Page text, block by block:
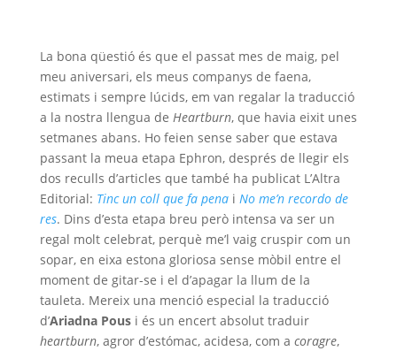
La bona qüestió és que el passat mes de maig, pel
meu aniversari, els meus companys de faena,
estimats i sempre lúcids, em van regalar la traducció
a la nostra llengua de Heartburn, que havia eixit unes
setmanes abans. Ho feien sense saber que estava
passant la meua etapa Ephron, després de llegir els
dos reculls d’articles que també ha publicat L’Altra
Editorial: Tinc un coll que fa penai No me’n recordo de
res. Dins d’esta etapa breu però intensa va ser un
regal molt celebrat, perquè me’l vaig cruspir com un
sopar, en eixa estona gloriosa sense mòbil entre el
moment de gitar-se i el d’apagar la llum de la
tauleta. Mereix una menció especial la traducció
d’Ariadna Pousi és un encert absolut traduir
heartburn, agror d’estómac, acidesa, com a coragre,